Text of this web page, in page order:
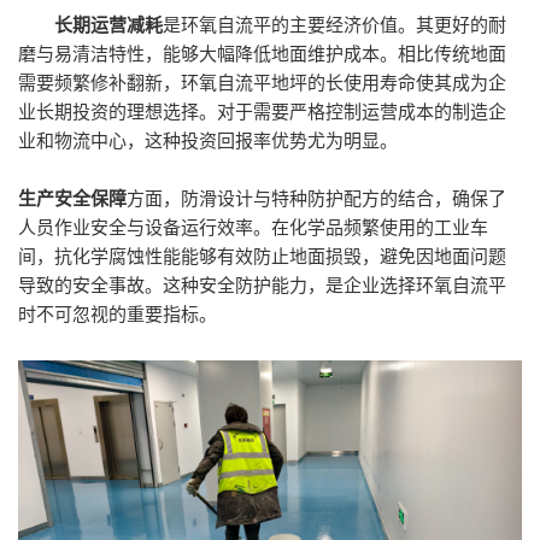
长期运营减耗是环氧自流平的主要经济价值。其更好的耐
磨与易清洁特性，能够大幅降低地面维护成本。相比传统地面
需要频繁修补翻新，环氧自流平地坪的长使用寿命使其成为企
业长期投资的理想选择。对于需要严格控制运营成本的制造企
业和物流中心，这种投资回报率优势尤为明显。
生产安全保障方面，防滑设计与特种防护配方的结合，确保了
人员作业安全与设备运行效率。在化学品频繁使用的工业车
间，抗化学腐蚀性能能够有效防止地面损毁，避免因地面问题
导致的安全事故。这种安全防护能力，是企业选择环氧自流平
时不可忽视的重要指标。